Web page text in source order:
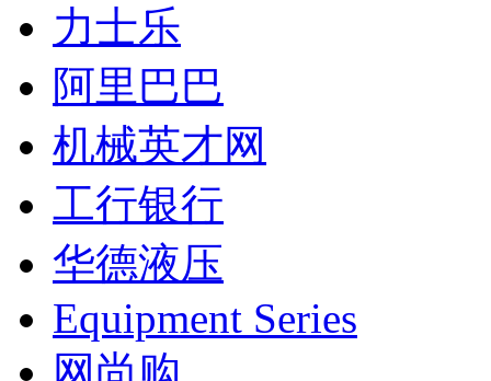
力士乐
阿里巴巴
机械英才网
工行银行
华德液压
Equipment Series
网尚购